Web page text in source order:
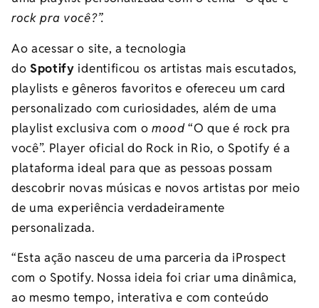
rock pra você?”.
Ao acessar o site, a tecnologia
doSpotify identificou os artistas mais escutados,
playlists e gêneros favoritos e ofereceu um card
personalizado com curiosidades, além de uma
playlist exclusiva com o mood“O que é rock pra
você”. Player oficial do Rock in Rio, o Spotify é a
plataforma ideal para que as pessoas possam
descobrir novas músicas e novos artistas por meio
de uma experiência verdadeiramente
personalizada.
“Esta ação nasceu de uma parceria da iProspect
com o Spotify. Nossa ideia foi criar uma dinâmica,
ao mesmo tempo, interativa e com conteúdo